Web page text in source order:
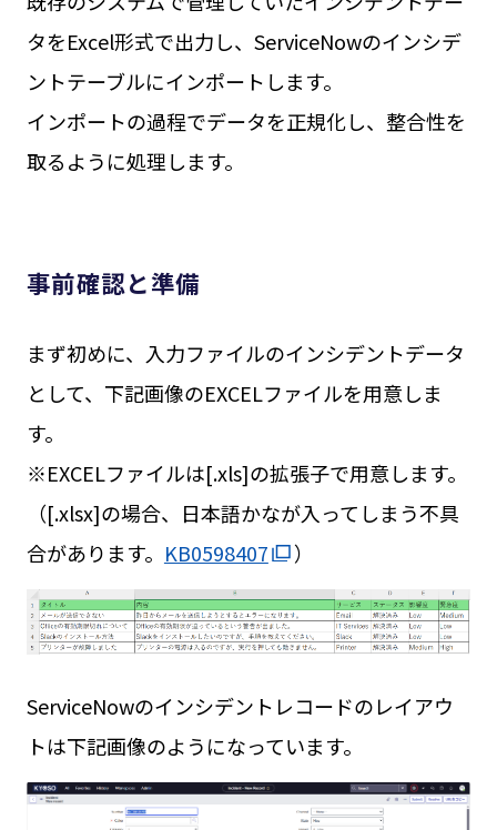
タをExcel形式で出力し、ServiceNowのインシデ
ントテーブルにインポートします。
インポートの過程でデータを正規化し、整合性を
取るように処理します。
事前確認と準備
まず初めに、入力ファイルのインシデントデータ
として、下記画像のEXCELファイルを用意しま
す。
※EXCELファイルは[.xls]の拡張子で用意します。
（[.xlsx]の場合、日本語かなが入ってしまう不具
合があります。 KB0598407 ）
ServiceNowのインシデントレコードのレイアウ
トは下記画像のようになっています。